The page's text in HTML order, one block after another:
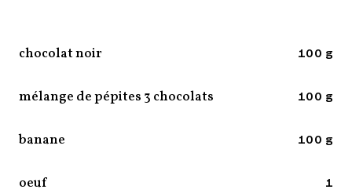
chocolat noir 100 g
mélange de pépites 3 chocolats 100 g
banane 100 g
oeuf 1